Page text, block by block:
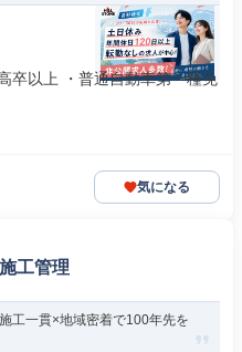
卒以上 ・普通自動車第一種免
気になる
工管理
工一貫×地域密着で100年先を